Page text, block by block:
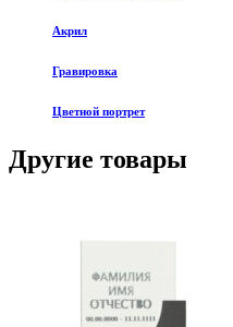
Акрил
Гравировка
Цветной портрет
Другие товары